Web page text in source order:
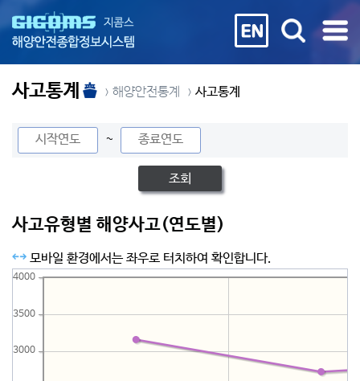
사고통계 해양안전통계 사고통계
~
조회
사고유형별 해양사고(연도별)
모바일 환경에서는 좌우로 터치하여 확인합니다.
3000
3500
4000